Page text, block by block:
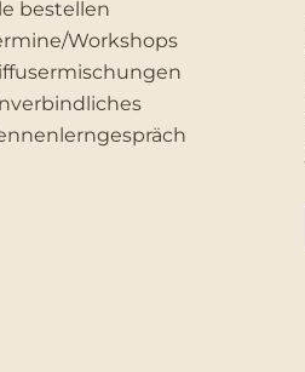
bestellen
Workshops